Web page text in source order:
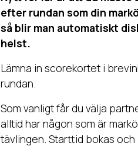
efter rundan som din
så blir man automatiskt
helst.
Lämna in scorekortet i
rundan.
Som vanligt får du välja
alltid har någon som är
tävlingen. Starttid bokas och